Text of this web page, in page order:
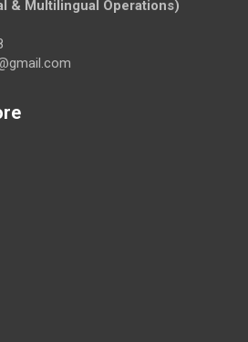
& Multilingual Operations)